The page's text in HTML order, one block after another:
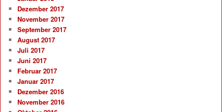
Dezember 2017
November 2017
September 2017
August 2017
Juli 2017
Juni 2017
Februar 2017
Januar 2017
Dezember 2016
November 2016